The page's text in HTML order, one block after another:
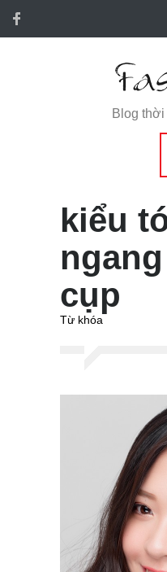
Blog thời
kiểu
cụp
Từ khóa